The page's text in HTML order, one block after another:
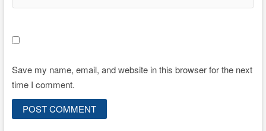
Save my name, email, and website in this browser for the next
time I comment.